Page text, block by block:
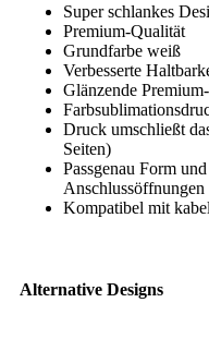
Super schlankes
Premium-Qualität
Grundfarbe weiß
Verbesserte
Glänzende
Druck umschließt
Seiten)
Passgenau Form
Anschlussöffnungen
Kompatibel mit
Alternative Designs